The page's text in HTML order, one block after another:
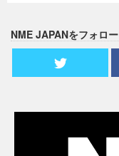
NME JAPANをフォロー